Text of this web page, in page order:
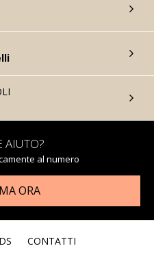
AIUTO?
al numero
ORA
CONTATTI